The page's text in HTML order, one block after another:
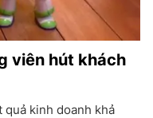
viên hút khách
quả kinh doanh khả